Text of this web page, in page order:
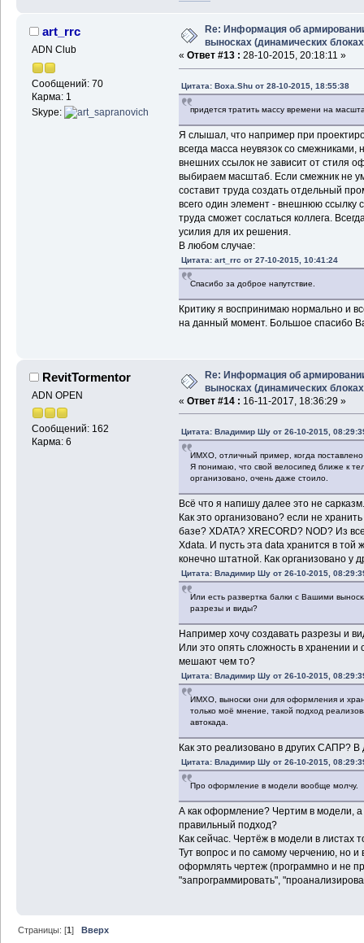
art_rrc
ADN Club
Сообщений: 70
Карма: 1
Skype:
Re: Информация об
выносках (динамических
« Ответ #13 : 28-10-2015, 20:18:11 »
Цитата: Boxa.Shu от 28-10-2015, 18:55:38
придется тратить массу времени на
Я слышал, что например при
всегда масса неувязок со
внешних ссылок не зависит от стиля
выбираем масштаб. Если смежник не
составит труда создать отдельный
всего один элемент - внешнюю ссылку
труда сможет сослаться коллега.
усилия для их решения.
В любом случае:
Цитата: art_rrc от 27-10-2015, 10:41:24
Спасибо за доброе напутствие.
Критику я воспринимаю нормально и
на данный момент. Большое спасибо
RevitTormentor
ADN OPEN
Сообщений: 162
Карма: 6
Re: Информация об
выносках (динамических
« Ответ #14 : 16-11-2017, 18:36:29 »
Цитата: Владимир Шу от 26-10-2015,
ИМХО, отличный пример, когда
Я понимаю, что свой велосипед ближе к
организовано, очень даже стоило.
Всё что я напишу далее это не сарказм.
Как это организовано? если не
базе? XDATA? XRECORD? NOD? Из
Xdata. И пусть эта data хранится в
конечно штатной. Как организовано у
Цитата: Владимир Шу от 26-10-2015,
Или есть развертка балки с Вашими
разрезы и виды?
Например хочу создавать разрезы и
Или это опять сложность в хранении
мешают чем то?
Цитата: Владимир Шу от 26-10-2015,
ИМХО, выноски они для оформления и
только моё мнение, такой подход
автокада.
Как это реализовано в других САПР? В
Цитата: Владимир Шу от 26-10-2015,
Про оформление в модели вообще молчу.
А как оформление? Чертим в модели,
правильный подход?
Как сейчас. Чертёж в модели в листах
Тут вопрос и по самому черчению, но
оформлять чертеж (программно и не
"запрограммировать",
Страницы: [1]Вверх